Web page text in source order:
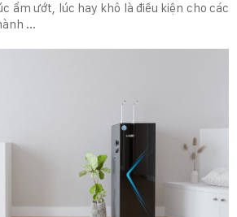
ẩm ướt, lúc hay khô là điều kiện cho các
...